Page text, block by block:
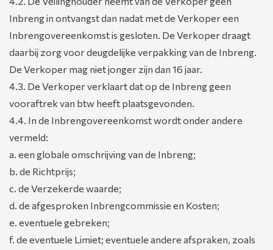
Inbreng in ontvangst dan nadat met de Verkoper een
Inbrengovereenkomst is gesloten. De Verkoper draagt
daarbij zorg voor deugdelijke verpakking van de Inbreng.
De Verkoper mag niet jonger zijn dan 16 jaar.
4.3. De Verkoper verklaart dat op de Inbreng geen
vooraftrek van btw heeft plaatsgevonden.
4.4. In de Inbrengovereenkomst wordt onder andere
vermeld:
a. een globale omschrijving van de Inbreng;
b. de Richtprijs;
c. de Verzekerde waarde;
d. de afgesproken Inbrengcommissie en Kosten;
e. eventuele gebreken;
f. de eventuele Limiet; eventuele andere afspraken, zoals